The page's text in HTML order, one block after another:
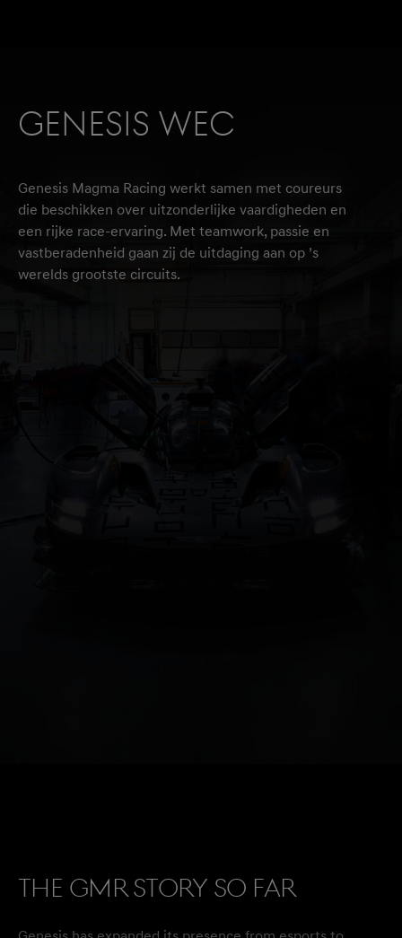
Genesis WEC
Genesis Magma Racing werkt samen met coureurs
die beschikken over uitzonderlijke vaardigheden en
een rijke race-ervaring. Met teamwork, passie en
vastberadenheid gaan zij de uitdaging aan op ’s
werelds grootste circuits.
The GMR Story so far